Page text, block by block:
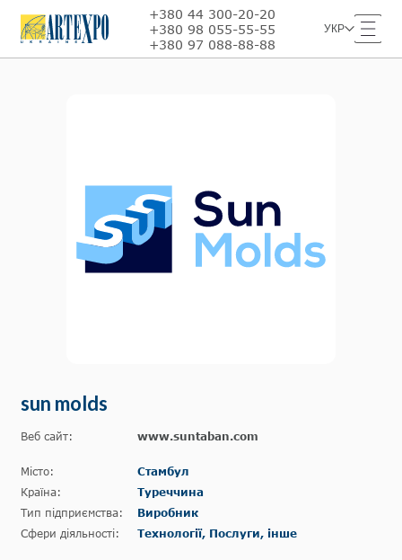
+380 44 300-20-20
+380 98 055-55-55
+380 97 088-88-88
УКР
sun molds
Веб сайт: www.suntaban.com
Місто:
Стамбул
Країна:
Туреччина
Тип підприємства:
Виробник
Сфери діяльності:
Технології, Послуги, інше